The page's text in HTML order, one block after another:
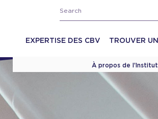
EXPERTISE DES CBV TROUVER
À propos de